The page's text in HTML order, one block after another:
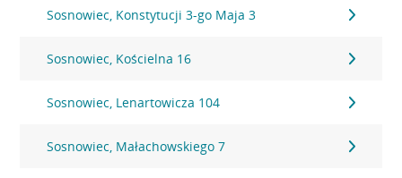
Sosnowiec, Konstytucji 3-go Maja 3
Sosnowiec, Kościelna 16
Sosnowiec, Lenartowicza 104
Sosnowiec, Małachowskiego 7